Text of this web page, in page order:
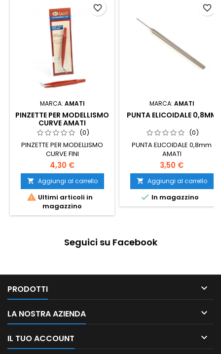
MARCA: AMATI
PINZETTE PER MODELLISMO
CURVE AMATI
(0)
PINZETTE PER MODELLISMO
CURVE FINI
4,30 €
 Aggiungi al carrello
 Ultimi articoli in
magazzino
favorite_border
MARCA: AMATI
PUNTA ELICOIDALE 0,8MM
(0)
PUNTA ELICOIDALE 0,8mm
AMATI
3,50 €
 Aggiungi al carrello
 In magazzino
favorite_border
Seguici su Facebook
PRODOTTI 
LA NOSTRA AZIENDA 
IL TUO ACCOUNT 